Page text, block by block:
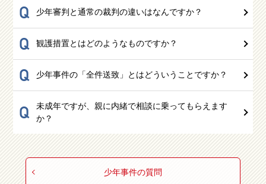
Q 少年審判と通常の裁判の違いはなんですか？
Q 観護措置とはどのようなものですか？
Q 少年事件の「全件送致」とはどういうことですか？
Q
未成年ですが、親に内緒で相談に乗ってもらえます
か？
少年事件の質問